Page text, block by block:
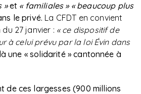
»et « familiales » « beaucoup plus
le privé. La CFDT en convient
27 janvier : « ce dispositif de
à celui prévu par la loi Évin dans
une « solidarité » cantonnée à
de ces largesses (900 millions